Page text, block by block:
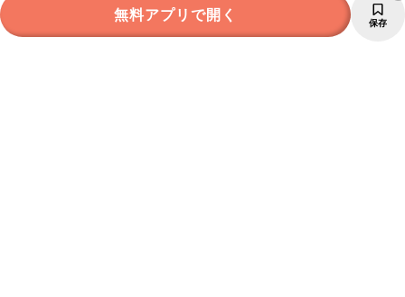
無料アプリで開く 保存